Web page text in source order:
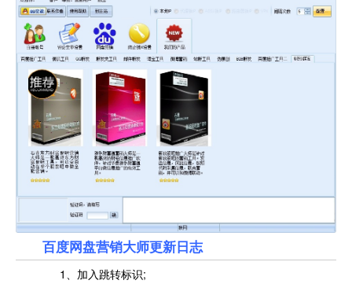
百度网盘营销大师更新日志
1、加入跳转标识;